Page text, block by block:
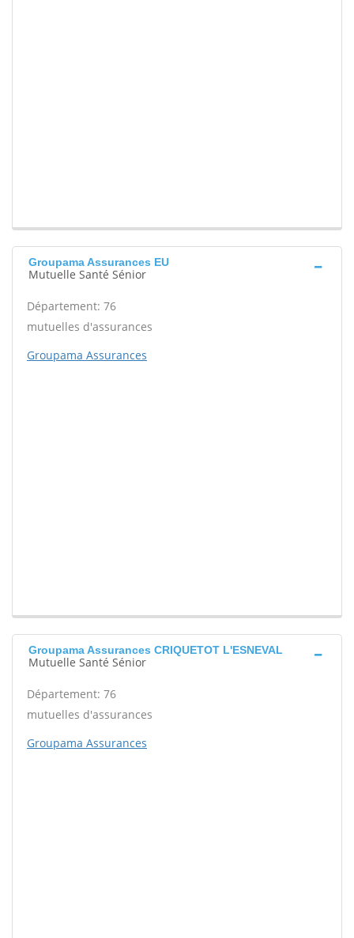
Groupama Assurances EU
Mutuelle Santé Sénior
Département: 76
mutuelles d'assurances
Groupama Assurances
Groupama Assurances CRIQUETOT L'ESNEVAL
Mutuelle Santé Sénior
Département: 76
mutuelles d'assurances
Groupama Assurances